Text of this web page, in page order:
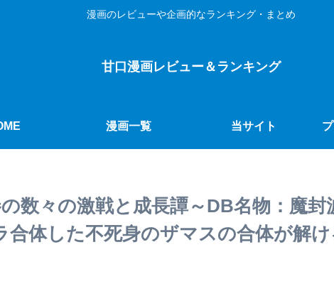
漫画のレビューや企画的なランキング・まとめ
甘口漫画レビュー＆ランキング
漫画一覧 当サイト
数々の激戦と成長譚～DB名物：魔
合体した不死身のザマスの合体が解